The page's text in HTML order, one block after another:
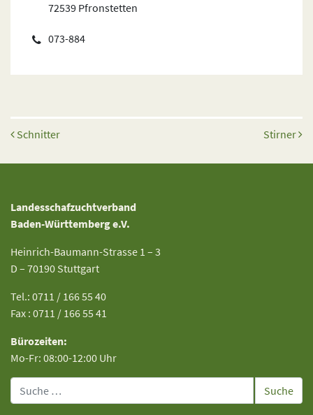
72539 Pfronstetten
073-884
Beitrags-Navigation
Schnitter Stirner
Landesschafzuchtverband
Baden-Württemberg e.V.
Heinrich-Baumann-Strasse 1 – 3
D – 70190 Stuttgart
Tel.: 0711 / 166 55 40
Fax : 0711 / 166 55 41
Bürozeiten:
Mo-Fr: 08:00-12:00 Uhr
Suche